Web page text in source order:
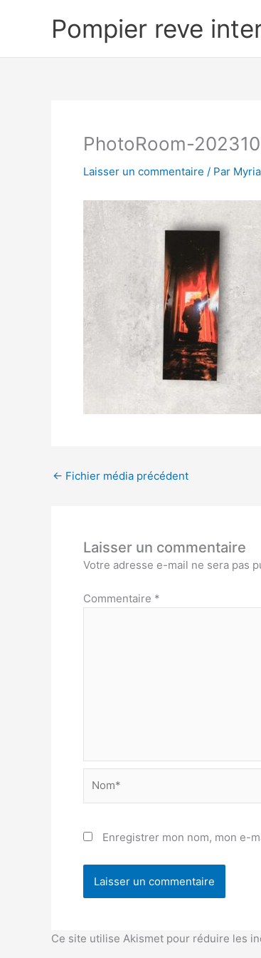
Pompier reve
PhotoRoom-
Laisser un commentaire / Par
← Fichier média précédent
Laisser un commentaire
Votre adresse e-mail ne sera pas
Commentaire *
Enregistrer mon nom, mon e-
Ce site utilise Akismet pour réduire les